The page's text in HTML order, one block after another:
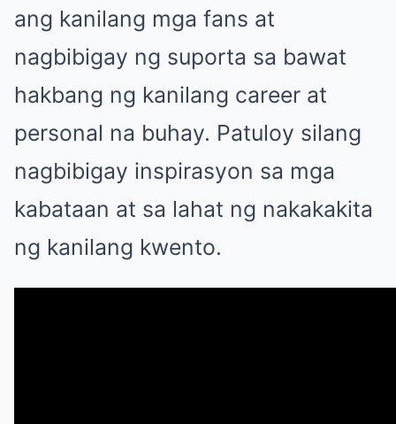
ang kanilang mga fans at
nagbibigay ng suporta sa bawat
hakbang ng kanilang career at
personal na buhay. Patuloy silang
nagbibigay inspirasyon sa mga
kabataan at sa lahat ng nakakakita
ng kanilang kwento.